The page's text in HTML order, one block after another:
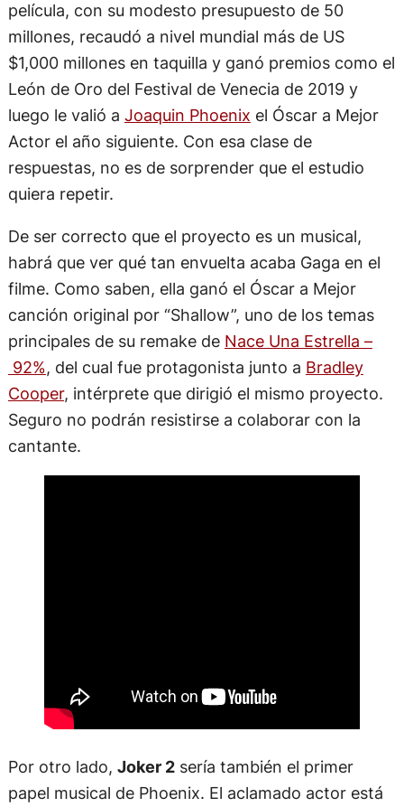
película, con su modesto presupuesto de 50
millones, recaudó a nivel mundial más de US
$1,000 millones en taquilla y ganó premios como el
León de Oro del Festival de Venecia de 2019 y
luego le valió a Joaquin Phoenix el Óscar a Mejor
Actor el año siguiente. Con esa clase de
respuestas, no es de sorprender que el estudio
quiera repetir.
De ser correcto que el proyecto es un musical,
habrá que ver qué tan envuelta acaba Gaga en el
filme. Como saben, ella ganó el Óscar a Mejor
canción original por “Shallow”, uno de los temas
principales de su remake de Nace Una Estrella –
92%, del cual fue protagonista junto a Bradley
Cooper, intérprete que dirigió el mismo proyecto.
Seguro no podrán resistirse a colaborar con la
cantante.
Por otro lado, Joker 2sería también el primer
papel musical de Phoenix. El aclamado actor está